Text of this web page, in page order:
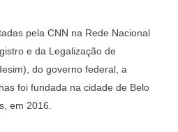
pela CNN na Rede Nacional
e da Legalização de
do governo federal, a
foi fundada na cidade de Belo
em 2016.